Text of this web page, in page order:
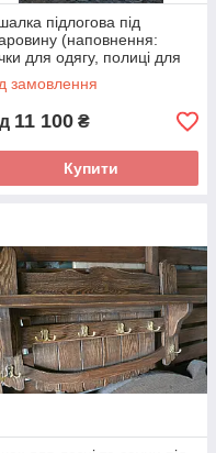
підлогова під
(наповнення:
для одягу, полиці для
декорована стінка)
замовлення
11 100 ₴
Купити